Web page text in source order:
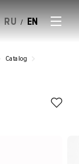
RU / EN
Catalog